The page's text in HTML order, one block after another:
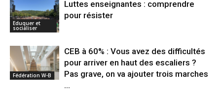
Eduquer et
socialiser
Luttes enseignantes : comprendre
pour résister
Fédération W-B
CEB à 60% : Vous avez des difficultés
pour arriver en haut des escaliers ?
Pas grave, on va ajouter trois marches
…